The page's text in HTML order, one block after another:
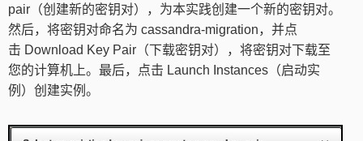
pair（创建新的密钥对），为本实践创建一个新的密钥对。
然后，将密钥对命名为 cassandra-migration，并点
击 Download Key Pair（下载密钥对），将密钥对下载至
您的计算机上。最后，点击 Launch Instances（启动实
例）创建实例。